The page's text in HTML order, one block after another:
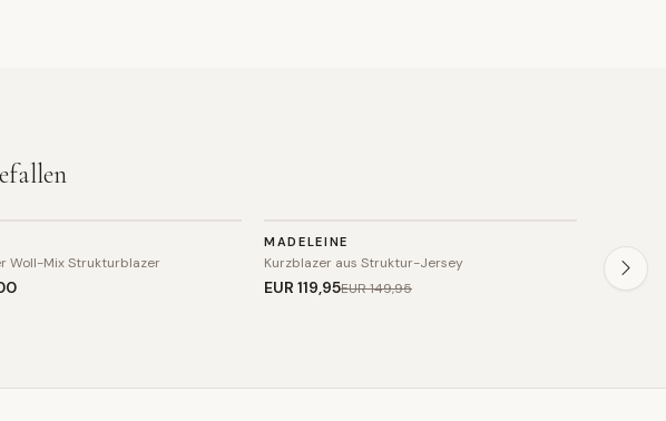
Woll-Mix Strukturblazer
SALE
MADELEINE
Kurzblazer aus Struktur-Jersey
EUR 119,95EUR 149,95
SALE
EUR 89